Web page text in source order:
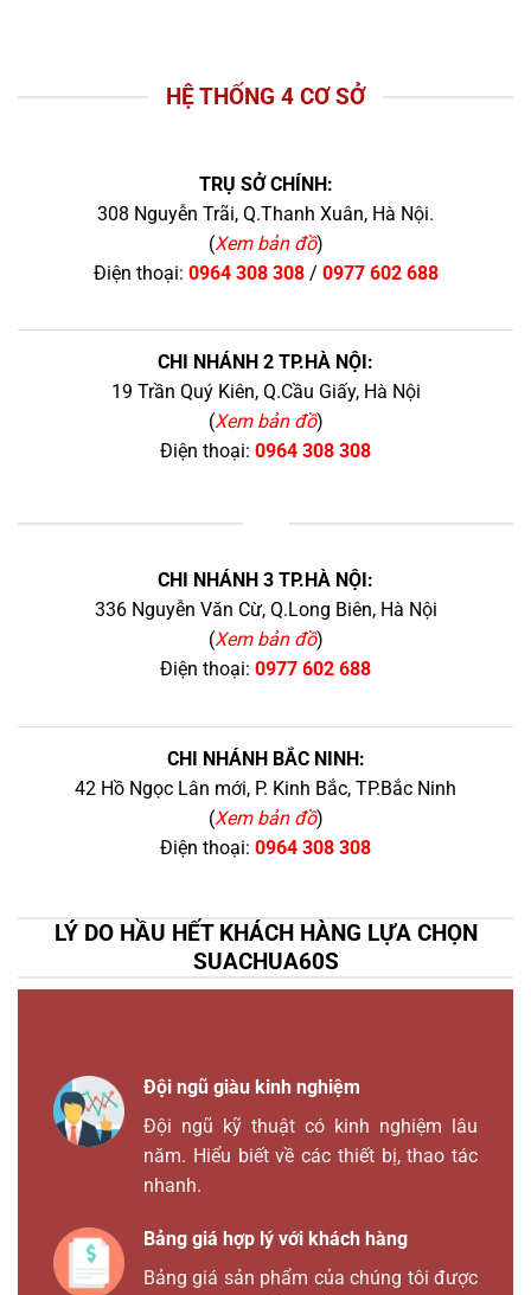
HỆ THỐNG 4 CƠ SỞ
TRỤ SỞ CHÍNH:
308 Nguyễn Trãi, Q.Thanh Xuân, Hà Nội.
(Xem bản đồ)
Điện thoại: 0964 308 308/ 0977 602 688
CHI NHÁNH 2 TP.HÀ NỘI:
19 Trần Quý Kiên, Q.Cầu Giấy, Hà Nội
(Xem bản đồ)
Điện thoại: 0964 308 308
CHI NHÁNH 3 TP.HÀ NỘI:
336 Nguyễn Văn Cừ, Q.Long Biên, Hà Nội
(Xem bản đồ)
Điện thoại: 0977 602 688
CHI NHÁNH BẮC NINH:
42 Hồ Ngọc Lân mới, P. Kinh Bắc, TP.Bắc Ninh
(Xem bản đồ)
Điện thoại: 0964 308 308
LÝ DO HẦU HẾT KHÁCH HÀNG LỰA CHỌN
SUACHUA60S
Đội ngũ giàu kinh nghiệm
Đội ngũ kỹ thuật có kinh nghiệm lâu
năm. Hiểu biết về các thiết bị, thao tác
nhanh.
Bảng giá hợp lý với khách hàng
Bảng giá sản phẩm của chúng tôi được